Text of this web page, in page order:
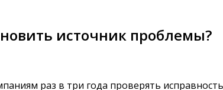
источник проблемы?
раз в три года проверять